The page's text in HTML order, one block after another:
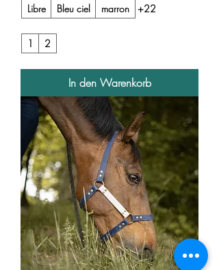
Libre Bleu ciel marron +22
1 2
In den Warenkorb